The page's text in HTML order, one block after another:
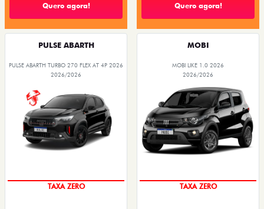
Quero agora! Quero agora!
PULSE ABARTH
PULSE ABARTH TURBO 270 FLEX AT 4P 2026
2026/2026
SAIA DE FIAT 0KM
MOBI
MOBI LIKE 1.0 2026
2026/2026
PREÇO IMPERDÍVEL